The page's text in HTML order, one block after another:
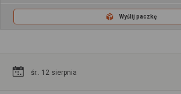
Wyślij paczkę
śr.. 12 sierpnia